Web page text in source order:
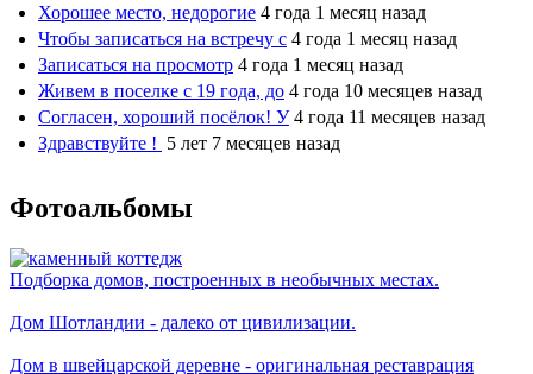
Хорошее место, недорогие 4 года 1 месяц назад
Чтобы записаться на встречу с 4 года 1 месяц назад
Записаться на просмотр 4 года 1 месяц назад
Живем в поселке с 19 года, до 4 года 10 месяцев назад
Согласен, хороший посёлок! У 4 года 11 месяцев назад
Здравствуйте ! 5 лет 7 месяцев назад
Фотоальбомы
Подборка домов, построенных в необычных местах.
Дом Шотландии - далеко от цивилизации.
Дом в швейцарской деревне - оригинальная реставрация